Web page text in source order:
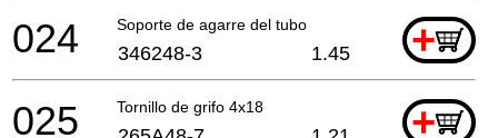
Soporte de agarre del tubo +
024 346248-3 1.45
Tornillo de grifo 4x18 +
025